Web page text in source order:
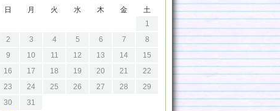
日 月 火 水 木 金
土
1
2
3 4 5 6 7
8
9
10 11 12 13 14
15
16
17 18 19 20 21
22
23
24 25 26 27 28
29
30
31